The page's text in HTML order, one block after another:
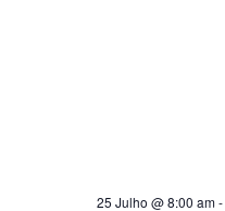
25 Julho @ 8:00 am-